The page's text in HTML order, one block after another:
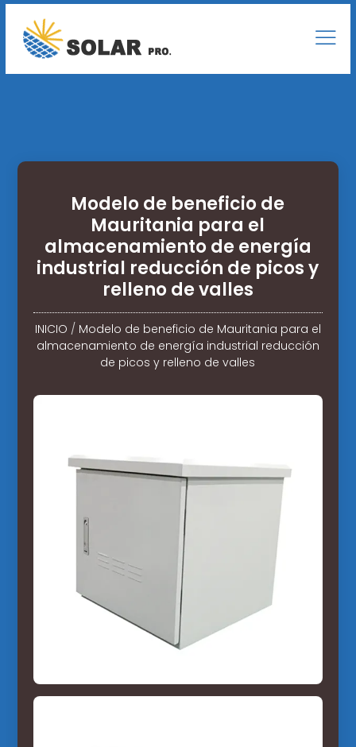
Modelo de beneficio de
Mauritania para el
almacenamiento de energía
industrial reducción de picos y
relleno de valles
INICIO / Modelo de beneficio de Mauritania para el
almacenamiento de energía industrial reducción
de picos y relleno de valles